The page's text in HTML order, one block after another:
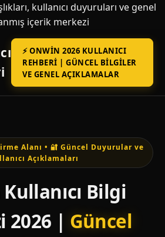
kullanıcı duyuruları ve genel
içerik merkezi
⚡ ONWIN 2026 KULLANICI
REHBERI | GÜNCEL BILGILER
VE GENEL AÇIKLAMALAR
Alanı • 🔐 Güncel Duyurular ve
Açıklamaları
Bilgi
2026 | Güncel